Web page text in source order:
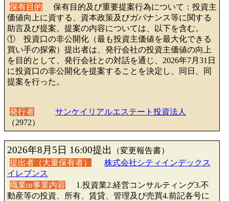
保有目的
保有目的及び重要提案行為について：投資主
価値向上に資する、資本政策及びガバナンス等に関する
助言及び提案。提案の内容については、以下を含む。
① 投資口の非公開化（最も投資主価値を最大化できる
買い手の探索）提出者は、発行会社の投資主価値の向上
を目的として、発行会社との対話を通じ、2026年7月31日
に投資口の非公開化を提案することを決定し、同日、同
提案を行った。
発行者
サンケイリアルエステート投資法人
（2972）
2026年8月5日 16:00提出
（変更報告書）
提出者（大量保有者）
株式会社シティインデックス
イレブンス
職業or事業内容
1.投資業2.経営コンサルティング3.不
動産等の投資、所有、賃貸、管理及び売買4.前記各号に